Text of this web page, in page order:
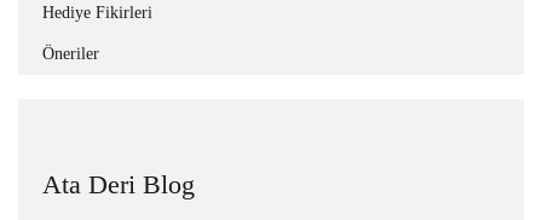
Hediye Fikirleri
Öneriler
Ata Deri Blog